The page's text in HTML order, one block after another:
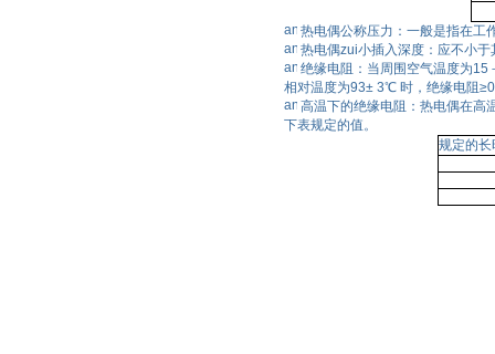
热电偶公称压力：一般是指在工
热电偶zui小插入深度：应不小于
绝缘电阻：当周围空气温度为15
相对温度为93± 3℃ 时，绝缘电阻
高温下的绝缘电阻：热电偶在高
下表规定的值。
规定的